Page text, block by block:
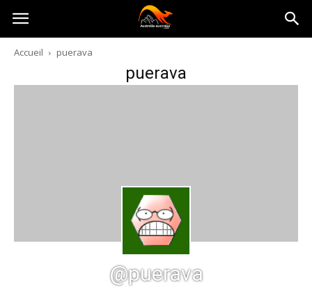
Australia-
australie.com
Accueil puerava
puerava
@puerava